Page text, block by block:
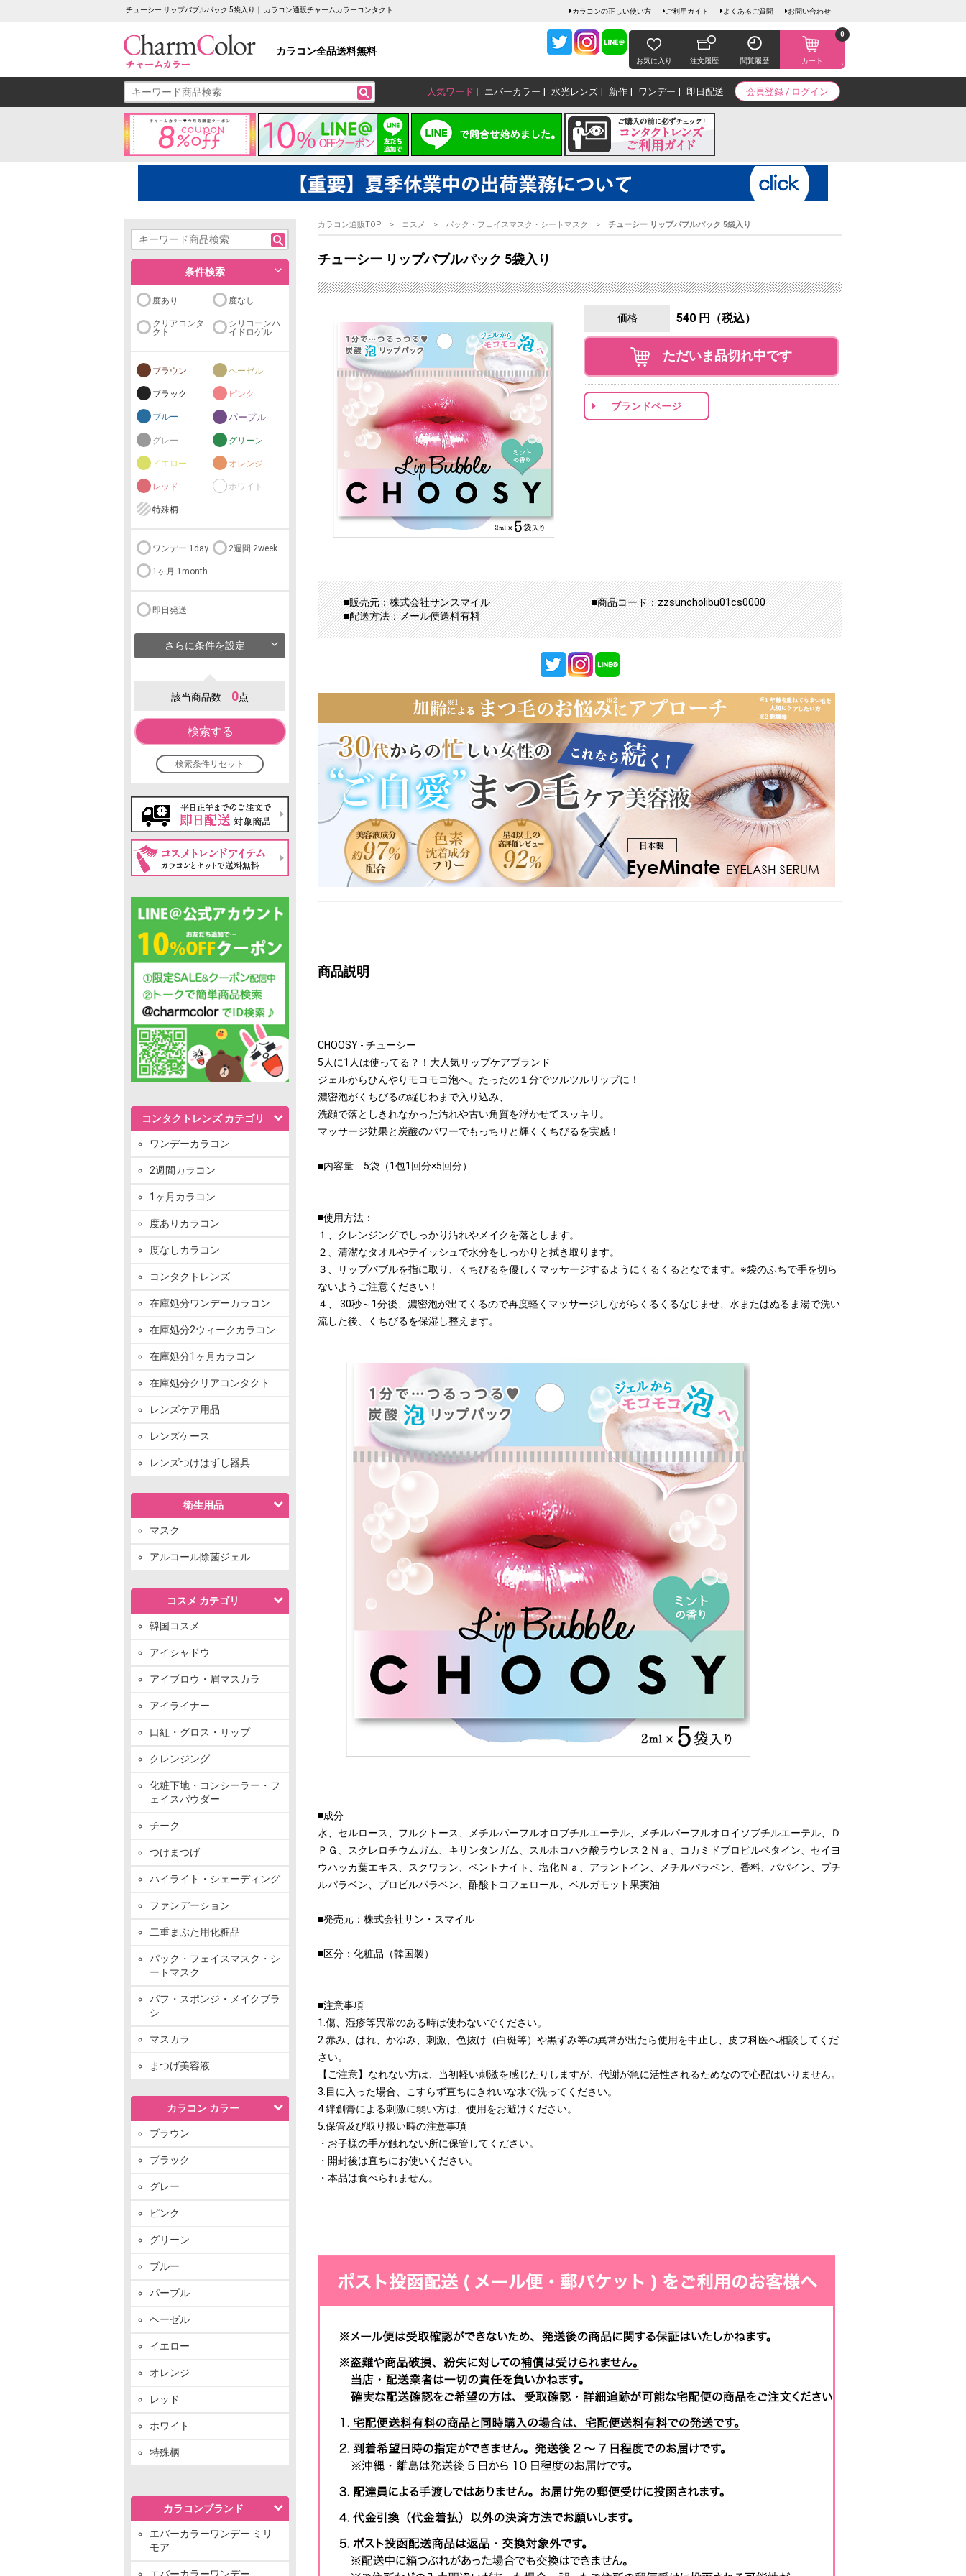
チューシー リップバブルパック 5袋入り｜ カラコン通販チャームカラーコンタクト カラコンの正しい使い方 ご利用ガイド よくあるご質問 お問い合わせ
カラコン全品送料無料
お気に入り 注文履歴 閲覧履歴 カート
0
会員登録 / ログイン
人気ワード エバーカラー 水光レンズ 新作 ワンデー 即日配送
条件検索
度あり 度なし
クリアコンタ
クト
シリコーンハ
イドロゲル
ブラウン ヘーゼル
ブラック ピンク
ブルー パープル
グレー グリーン
イエロー オレンジ
レッド ホワイト
特殊柄
ワンデー 1day 2週間 2week
1ヶ月 1month
即日発送
さらに条件を設定
該当商品数 0点
検索する
検索条件リセット
コンタクトレンズ カテゴリ
ワンデーカラコン
2週間カラコン
1ヶ月カラコン
度ありカラコン
度なしカラコン
コンタクトレンズ
在庫処分ワンデーカラコン
在庫処分2ウィークカラコン
在庫処分1ヶ月カラコン
在庫処分クリアコンタクト
レンズケア用品
レンズケース
レンズつけはずし器具
衛生用品
マスク
アルコール除菌ジェル
コスメ カテゴリ
韓国コスメ
アイシャドウ
アイブロウ・眉マスカラ
アイライナー
口紅・グロス・リップ
クレンジング
化粧下地・コンシーラー・フ
ェイスパウダー
チーク
つけまつげ
ハイライト・シェーディング
ファンデーション
二重まぶた用化粧品
パック・フェイスマスク・シ
ートマスク
パフ・スポンジ・メイクブラ
シ
マスカラ
まつげ美容液
カラコン カラー
ブラウン
ブラック
グレー
ピンク
グリーン
ブルー
パープル
ヘーゼル
イエロー
オレンジ
レッド
ホワイト
特殊柄
カラコンブランド
エバーカラーワンデー ミリ
モア
エバーカラーワンデー
カラコン通販TOP コスメ パック・フェイスマスク・シートマスク チューシー リップバブルパック 5袋入り
チューシー リップバブルパック 5袋入り
価格 540 円（税込）
ただいま品切れ中です
ブランドページ
■販売元：株式会社サンスマイル
■商品コード：zzsuncholibu01cs0000
■配送方法：メール便送料有料
商品説明
CHOOSY - チューシー
5人に1人は使ってる？！大人気リップケアブランド
ジェルからひんやりモコモコ泡へ。たったの１分でツルツルリップに！
濃密泡がくちびるの縦じわまで入り込み、
洗顔で落としきれなかった汚れや古い角質を浮かせてスッキリ。
マッサージ効果と炭酸のパワーでもっちりと輝くくちびるを実感！
■内容量 5袋（1包1回分×5回分）
■使用方法：
１、クレンジングでしっかり汚れやメイクを落とします。
２、清潔なタオルやテイッシュで水分をしっかりと拭き取ります。
３、リップバブルを指に取り、くちびるを優しくマッサージするようにくるくるとなでます。※袋のふちで手を切ら
ないようご注意ください！
４、 30秒～1分後、濃密泡が出てくるので再度軽くマッサージしながらくるくるなじませ、水またはぬるま湯で洗い
流した後、くちびるを保湿し整えます。
■成分
水、セルロース、フルクトース、メチルパーフルオロブチルエーテル、メチルパーフルオロイソブチルエーテル、Ｄ
ＰＧ、スクレロチウムガム、キサンタンガム、スルホコハク酸ラウレス２Ｎａ、コカミドプロピルベタイン、セイヨ
ウハッカ葉エキス、スクワラン、ベントナイト、塩化Ｎａ、アラントイン、メチルパラベン、香料、パパイン、ブチ
ルパラベン、プロピルパラベン、酢酸トコフェロール、ベルガモット果実油
■発売元：株式会社サン・スマイル
■区分：化粧品（韓国製）
■注意事項
1.傷、湿疹等異常のある時は使わないでください。
2.赤み、はれ、かゆみ、刺激、色抜け（白斑等）や黒ずみ等の異常が出たら使用を中止し、皮フ科医へ相談してくだ
さい。
【ご注意】なれない方は、当初軽い刺激を感じたりしますが、代謝が急に活性されるためなので心配はいりません。
3.目に入った場合、こすらず直ちにきれいな水で洗ってください。
4.絆創膏による刺激に弱い方は、使用をお避けください。
5.保管及び取り扱い時の注意事項
・お子様の手が触れない所に保管してください。
・開封後は直ちにお使いください。
・本品は食べられません。